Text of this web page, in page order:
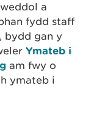
a
fydd staff
bydd gan y
Ymateb i
am fwy o
ymateb i